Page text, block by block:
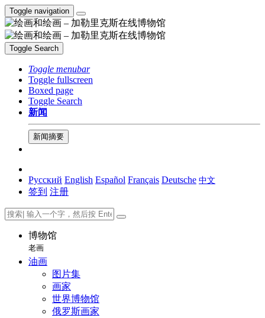
Toggle navigation
Toggle Search
Toggle menubar
Toggle fullscreen
Boxed page
Toggle Search
新闻
新闻摘要
Русский English Español Français Deutsche 中文
签到 注册
博物馆
老画
油画
图片集
画家
世界博物馆
俄罗斯画家